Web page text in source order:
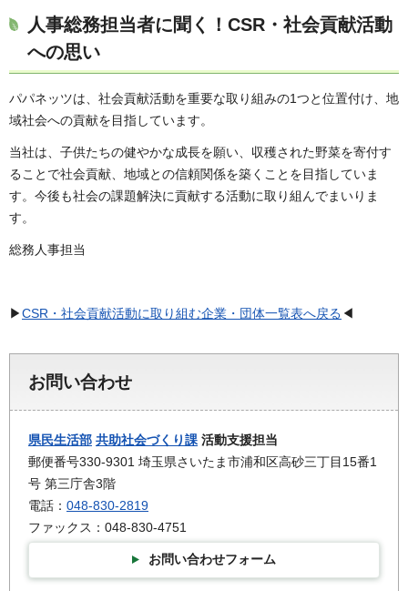
人事総務担当者に聞く！CSR・社会貢献活動
への思い
パパネッツは、社会貢献活動を重要な取り組みの1つと位置付け、地
域社会への貢献を目指しています。
当社は、子供たちの健やかな成長を願い、収穫された野菜を寄付す
ることで社会貢献、地域との信頼関係を築くことを目指していま
す。今後も社会の課題解決に貢献する活動に取り組んでまいりま
す。
総務人事担当
▶CSR・社会貢献活動に取り組む企業・団体一覧表へ戻る ◀
お問い合わせ
県民生活部 共助社会づくり課 活動支援担当
郵便番号330-9301 埼玉県さいたま市浦和区高砂三丁目15番1
号 第三庁舎3階
電話： 048-830-2819
ファックス：048-830-4751
お問い合わせフォーム